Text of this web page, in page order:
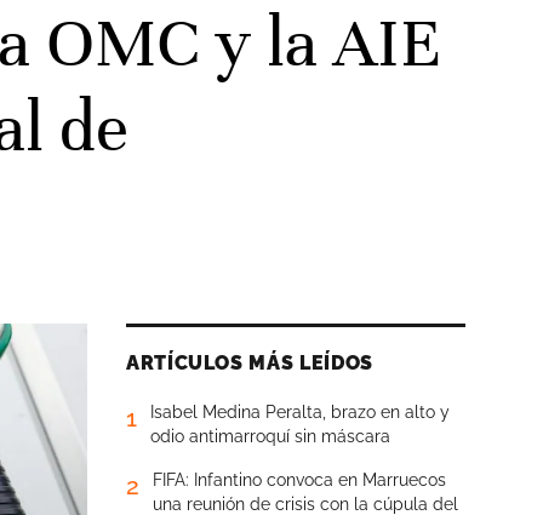
OMC y la AIE
de
ARTÍCULOS MÁS LEÍDOS
1
Isabel Medina Peralta, brazo en alto y
odio antimarroquí sin máscara
2
FIFA: Infantino convoca en Marruecos
una reunión de crisis con la cúpula del